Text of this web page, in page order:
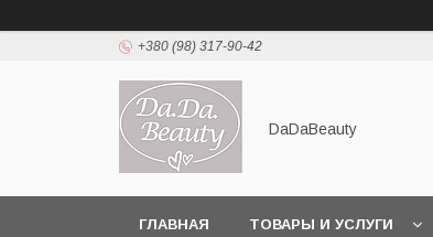
+380 (98) 317-90-42
DaDaBeauty
ГЛАВНАЯ ТОВАРЫ И УСЛУГИ